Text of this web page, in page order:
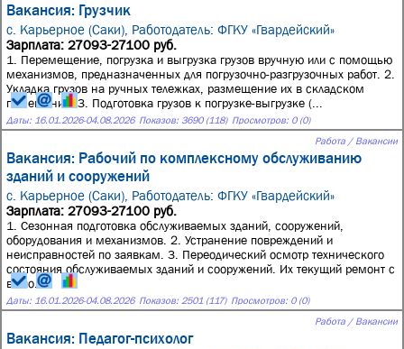
Вакансия: Грузчик
с. Карьерное (Саки), Работодатель: ФГКУ «Гвардейский»
Зарплата: 27093-27100 руб.
1. Перемещение, погрузка и выгрузка грузов вручную или с помощью
механизмов, предназначенных для погрузочно-разгрузочных работ. 2.
Укладка грузов на ручных тележках, размещение их в складском
помещении. 3. Подготовка грузов к погрузке-выгрузке (...
Даты: 16.01.2026-04.08.2026 Показов: 3690 (118) Просмотров: 0 (0)
Работа / Вакансии
Вакансия: Рабочий по комплексному обслуживанию
зданий и сооружений
с. Карьерное (Саки), Работодатель: ФГКУ «Гвардейский»
Зарплата: 27093-27100 руб.
1. Сезонная подготовка обслуживаемых зданий, сооружений,
оборудования и механизмов. 2. Устранение повреждений и
неисправностей по заявкам. 3. Переодический осмотр технического
состояния обслуживаемых зданий и сооружений. Их текущий ремонт с
выпо...
Даты: 16.01.2026-04.08.2026 Показов: 2501 (117) Просмотров: 0 (0)
Работа / Вакансии
Вакансия: Педагог-психолог